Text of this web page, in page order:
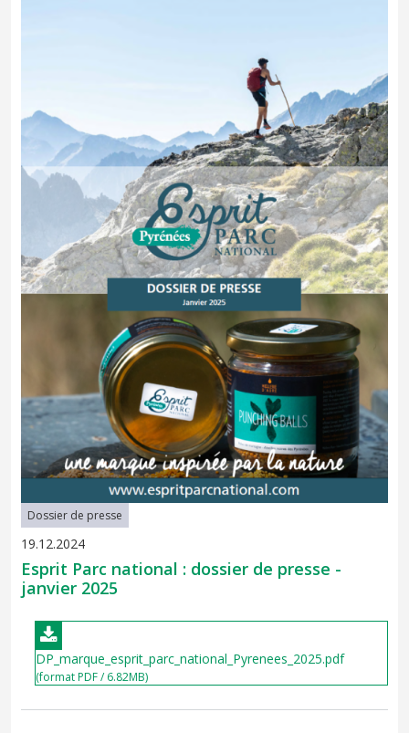
Dossier de presse
19.12.2024
Esprit Parc national : dossier de presse -
janvier 2025
DP_marque_esprit_parc_national_Pyrenees_2025.pdf
(format PDF / 6.82MB)